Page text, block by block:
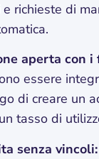
richieste di
aperta con
essere
di creare un
tasso di
senza vincoli: